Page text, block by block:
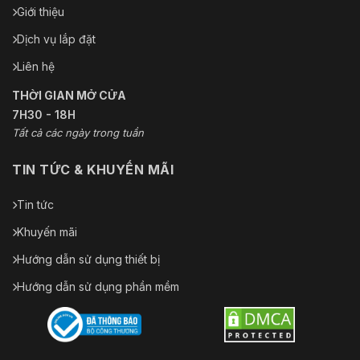
Nhiệt độ lưu
trữ
Sự bảo vệ
Kết cấu
Vật liệu vỏ Kim loại + nhựa
Kích thước
sản phẩm
111,3 mm × Φ286,1 mm (4,38"× Φ11,26")
Trọng lượng
tịnh
Tổng trọng
4,5 kg (9,92 pound)
Giới thiệu
Dịch vụ lắp đặt
Liên hệ
THỜI GIAN MỞ CỬA
7H30 - 18H
Tất cả các ngày trong tuần
TIN TỨC & KHUYẾN MÃI
Tin tức
Khuyến mãi
Hướng dẫn sử dụng thiết bị
Hướng dẫn sử dụng phần mềm